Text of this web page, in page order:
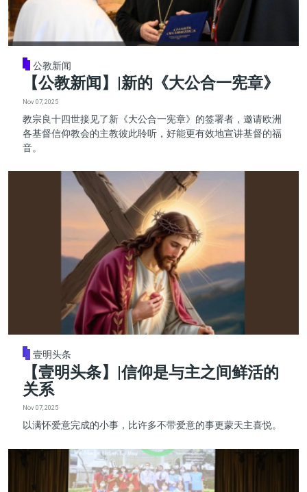
公教新闻
【公教新闻】|新的《大公合一宪章》
Nov 07, 2025
教宗良十四世接见了新《大公合一宪章》的签署者，邀请欧洲
各基督信仰教会的主教彼此聆听，好能更有效地宣讲基督的福
音。
壹明头条
【壹明头条】|信仰是与主之间鲜活的
关系
Nov 07, 2025
以满怀爱意完成的小事，比许多不带爱意的事更蒙天主喜悦。